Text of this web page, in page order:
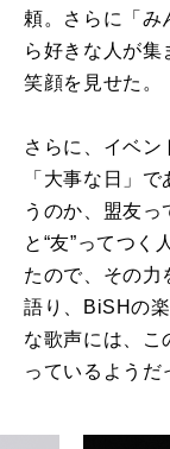
頼。さらに「み
ら好きな人が集
笑顔を見せた。
さらに、イベン
「大事な日」
うのか、盟友っ
と“友”ってつく
たので、その力
語り、BiSHの
な歌声には、こ
っているようだ